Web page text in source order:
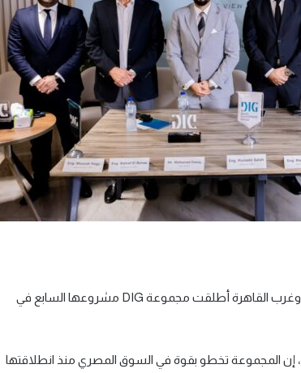
بعد سلسلة النجاحات التي حققتها المجموعة في شرق وغرب القاهرة أطلقت مجموعة DIG مشروعها السابع في
وقال أ. حسين صلاح، رئيس مجلس إدارة مجموعة DIG، إن المجموعة تخطو بقوة في السوق المصري منذ انطلاقتها